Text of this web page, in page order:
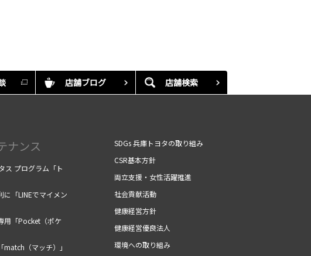
店舗ブログ 店舗検索
ナンス
ス プログラム「ト
に「LINEでマイメン
用「Pocket（ポケ
（マッチ）」
SDGs 兵庫トヨタの取り組み
CSR基本方針
両立支援・女性活躍推進
社会貢献活動
健康経営方針
健康経営優良法人
環境への取り組み